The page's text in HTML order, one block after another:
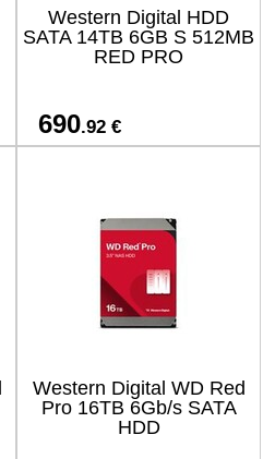
Western Digital HDD
SATA 14TB 6GB S 512MB
RED PRO
690.92 €
Western Digital WD Red
Pro 16TB 6Gb/s SATA
HDD